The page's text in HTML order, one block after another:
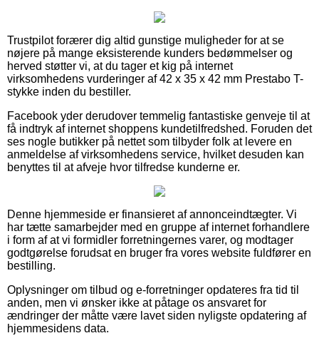
Trustpilot forærer dig altid gunstige muligheder for at se
nøjere på mange eksisterende kunders bedømmelser og
herved støtter vi, at du tager et kig på internet
virksomhedens vurderinger af 42 x 35 x 42 mm Prestabo T-
stykke inden du bestiller.
Facebook yder derudover temmelig fantastiske genveje til at
få indtryk af internet shoppens kundetilfredshed. Foruden det
ses nogle butikker på nettet som tilbyder folk at levere en
anmeldelse af virksomhedens service, hvilket desuden kan
benyttes til at afveje hvor tilfredse kunderne er.
Denne hjemmeside er finansieret af annonceindtægter. Vi
har tætte samarbejder med en gruppe af internet forhandlere
i form af at vi formidler forretningernes varer, og modtager
godtgørelse forudsat en bruger fra vores website fuldfører en
bestilling.
Oplysninger om tilbud og e-forretninger opdateres fra tid til
anden, men vi ønsker ikke at påtage os ansvaret for
ændringer der måtte være lavet siden nyligste opdatering af
hjemmesidens data.